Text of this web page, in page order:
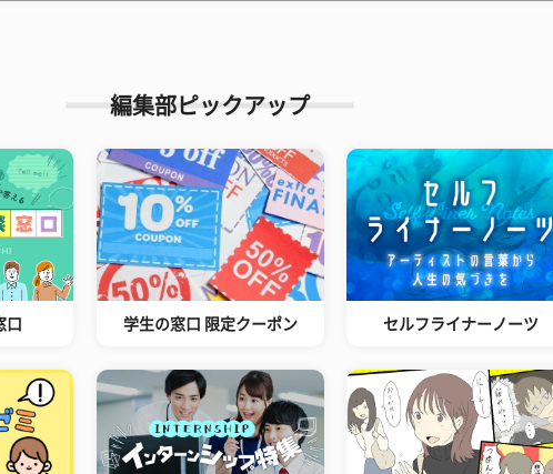
編集部ピックアップ
口 学生の窓口 限定クーポン セルフライナーノーツ